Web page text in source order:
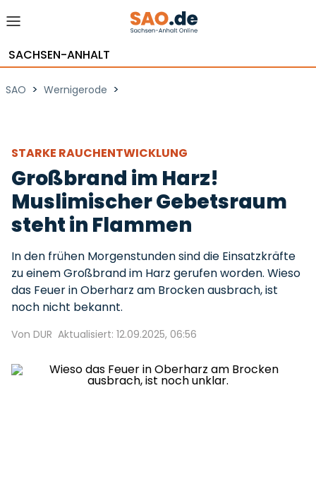
SACHSEN-ANHALT
SAO > Wernigerode >
STARKE RAUCHENTWICKLUNG
Großbrand im Harz!
Muslimischer Gebetsraum
steht in Flammen
In den frühen Morgenstunden sind die Einsatzkräfte
zu einem Großbrand im Harz gerufen worden. Wieso
das Feuer in Oberharz am Brocken ausbrach, ist
noch nicht bekannt.
Von DUR Aktualisiert: 12.09.2025, 06:56